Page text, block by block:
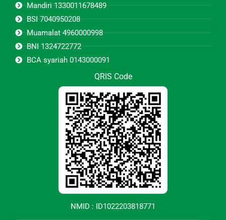
Mandiri 1330011678489
BSI 7040950208
Muamalat 4960000998
BNI 1324722772
BCA syariah 0143000091
QRIS Code
NMID : ID1022203818771